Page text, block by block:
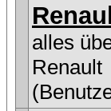
alles
Renault